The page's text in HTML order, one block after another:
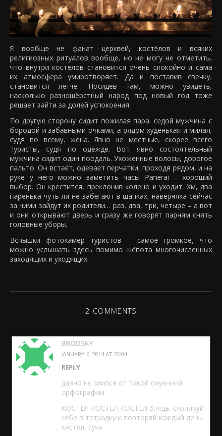
Я вообще не фанат церквей, костёлов и всяких
религиозных ритуалов вообще, но не могу не отметить,
что внутри костёлов становится очень спокойно и сама
их атмосфера умиротворяет. Да и поставив свечку,
становится легче. Посидев там, можно увидеть,
насколько разношёрстный народ под новый год тоже
решает зайти за долей успокоения.
По другую сторону сидит пожилая пара: седой мужчина с
бородой и забавными очками, а рядом худенькая и милая,
судя по всему, жена. Явно не местные, скорее всего
туристы, судя по одежде. Вот явно состоятельный
мужчина сидит один поодаль. Ухоженные волосы, дорогое
пальто. Он встаёт, одевает перчатки, проходя рядом, и на
руке у него можно заметить часы Panerai – хороший
выбор. Он крестится, преклонив колено и уходит. Хм, два
паренька чуть ли не забегают в шапках, наверняка сейчас
за ними зайдут их родители… раз, два, три, четыре – а вот
и они открывают дверь и сразу же говорят парням снять
головные уборы.
Вспышки фотокамер туристов – самое громкое, что
можно услышать здесь помимо шёпота многочисленных
заходящих и уходящих.
2 COMMENTS
BRODSKY
JANUARY 6, 2014 AT 20:04
REPLY
давно не злился от такой охуенной
орфографии
КОСТЕЛ КОСТЕЛ КОСТЕЛ блядь. скопируй
себе в тетрадку и повторяй каждый день.
кастел, сука